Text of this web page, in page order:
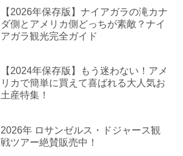
【2026年保存版】ナイアガラの滝カナ
ダ側とアメリカ側どっちが素敵？ナイ
アガラ観光完全ガイド
【2024年保存版】もう迷わない！アメ
リカで簡単に買えて喜ばれる大人気お
土産特集！
2026年 ロサンゼルス・ドジャース観
戦ツアー絶賛販売中！